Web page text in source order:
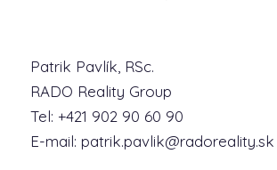
Patrik Pavlík, RSc.
RADO Reality Group
Tel: +421 902 90 60 90
E-mail: patrik.pavlik@radoreality.sk